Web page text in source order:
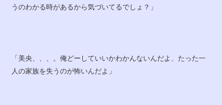
うのわかる時があるから気づいてるでしょ？」
「美央、、、。俺どーしていいかわかんないんだよ、たった一
人の家族を失うのが怖いんだよ」